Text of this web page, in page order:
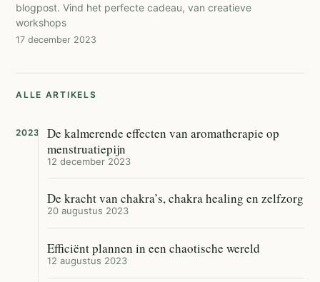
blogpost. Vind het perfecte cadeau, van creatieve
workshops
17 december 2023
ALLE ARTIKELS
2023
De kalmerende effecten van aromatherapie op
menstruatiepijn
12 december 2023
De kracht van chakra’s, chakra healing en zelfzorg
20 augustus 2023
Efficiënt plannen in een chaotische wereld
12 augustus 2023